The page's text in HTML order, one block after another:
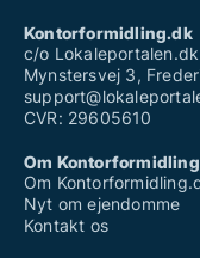
Kontorformidling.dk
c/o Lokaleportalen.dk
Mynstersvej 3,
CVR: 29605610
Om
Om
Nyt om ejendomme
Kontakt os